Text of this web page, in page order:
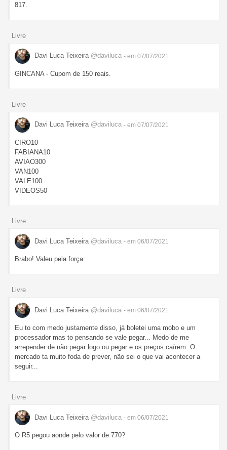
817.
Livre
Davi Luca Teixeira @daviluca - em 07/07/2021
GINCANA - Cupom de 150 reais.
Livre
Davi Luca Teixeira @daviluca - em 07/07/2021
CIRO10
FABIANA10
AVIAO300
VAN100
VALE100
VIDEOS50
Livre
Davi Luca Teixeira @daviluca - em 06/07/2021
Brabo! Valeu pela força.
Livre
Davi Luca Teixeira @daviluca - em 06/07/2021
Eu to com medo justamente disso, já boletei uma mobo e um
processador mas to pensando se vale pegar... Medo de me
arrepender de não pegar logo ou pegar e os preços caírem. O
mercado ta muito foda de prever, não sei o que vai acontecer a
seguir...
Livre
Davi Luca Teixeira @daviluca - em 06/07/2021
O R5 pegou aonde pelo valor de 770?